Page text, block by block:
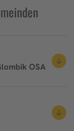
OSA